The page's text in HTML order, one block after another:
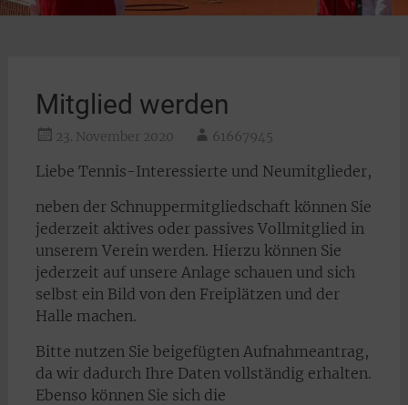
Mitglied werden
23. November 2020 61667945
Liebe Tennis-Interessierte und Neumitglieder,
neben der Schnuppermitgliedschaft können Sie
jederzeit aktives oder passives Vollmitglied in
unserem Verein werden. Hierzu können Sie
jederzeit auf unsere Anlage schauen und sich
selbst ein Bild von den Freiplätzen und der
Halle machen.
Bitte nutzen Sie beigefügten Aufnahmeantrag,
da wir dadurch Ihre Daten vollständig erhalten.
Ebenso können Sie sich die